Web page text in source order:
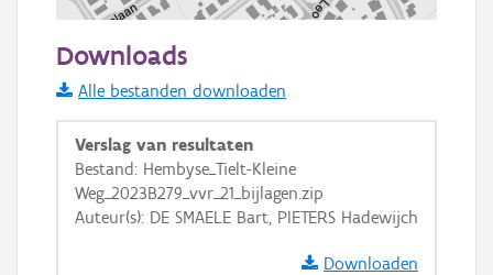
Informatie Vlaanderen
i
+ −
Downloads
Alle bestanden downloaden
Verslag van resultaten
Bestand: Hembyse_Tielt-Kleine
Weg_2023B279_vvr_21_bijlagen.zip
Auteur(s): DE SMAELE Bart, PIETERS Hadewijch
Downloaden